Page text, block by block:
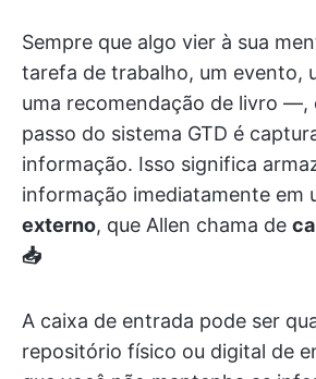
Sempre que algo vier à sua
tarefa de trabalho, um evento,
uma recomendação de livro —,
passo do sistema GTD é
informação. Isso significa
informação imediatamente em
externo, que Allen chama de
📥
A caixa de entrada pode ser
repositório físico ou digital de